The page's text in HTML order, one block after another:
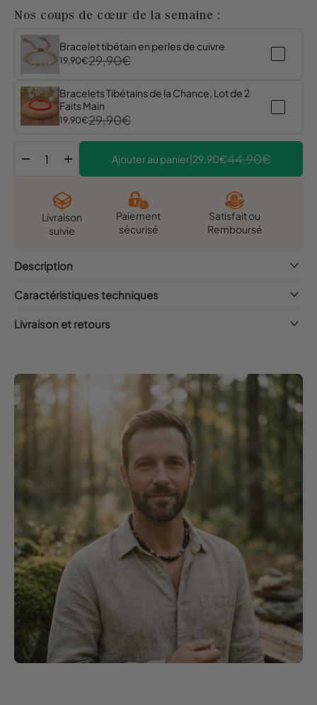
Nos coups de cœur de la semaine :
Bracelet tibétain en perles de cuivre
19,90€29,90€
Bracelets Tibétains de la Chance, Lot de 2
Faits Main
19,90€29,90€
remove add Ajouter au panier|29,90€44,90€
Livraison
suivie
Paiement
sécurisé
Satisfait ou
Remboursé
Description keyboard_arrow_down
Caractéristiques techniques keyboard_arrow_down
Livraison et retours keyboard_arrow_down